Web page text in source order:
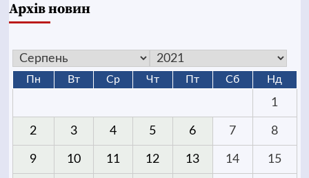
Архів новин
Пн Вт Ср Чт Пт Сб Нд
1
2 3 4 5 6 7 8
9 10 11 12 13 14 15